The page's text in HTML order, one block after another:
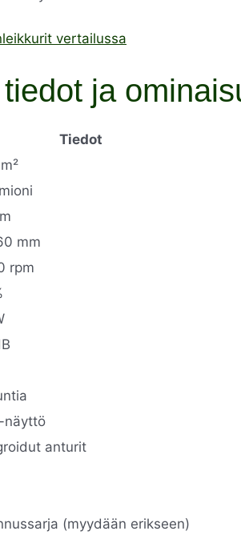
vertailussa
ja
Tiedot
mm
rpm
näyttö
anturit
(myydään erikseen)